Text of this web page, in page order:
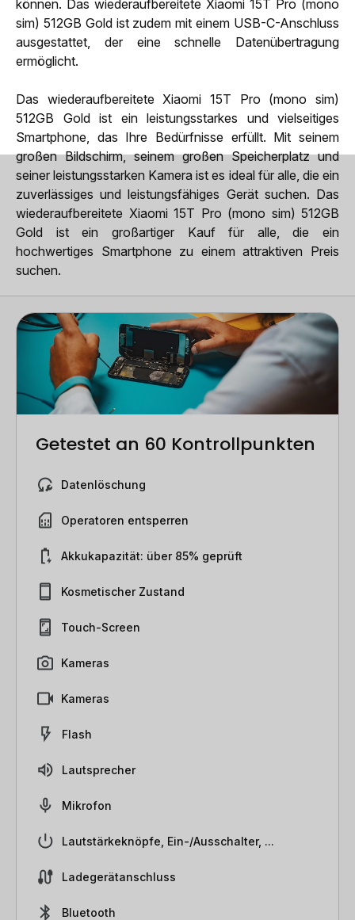
können. Das wiederaufbereitete Xiaomi 15T Pro (mono
sim) 512GB Gold ist zudem mit einem USB-C-Anschluss
ausgestattet, der eine schnelle Datenübertragung
ermöglicht.
Das wiederaufbereitete Xiaomi 15T Pro (mono sim)
512GB Gold ist ein leistungsstarkes und vielseitiges
Smartphone, das Ihre Bedürfnisse erfüllt. Mit seinem
großen Bildschirm, seinem großen Speicherplatz und
seiner leistungsstarken Kamera ist es ideal für alle, die ein
zuverlässiges und leistungsfähiges Gerät suchen. Das
wiederaufbereitete Xiaomi 15T Pro (mono sim) 512GB
Gold ist ein großartiger Kauf für alle, die ein
hochwertiges Smartphone zu einem attraktiven Preis
suchen.
Getestet an 60 Kontrollpunkten
Datenlöschung
Operatoren entsperren
Akkukapazität: über 85% geprüft
Kosmetischer Zustand
Touch-Screen
Kameras
Kameras
Flash
Lautsprecher
Mikrofon
Lautstärkeknöpfe, Ein-/Ausschalter, ...
Ladegerätanschluss
Bluetooth